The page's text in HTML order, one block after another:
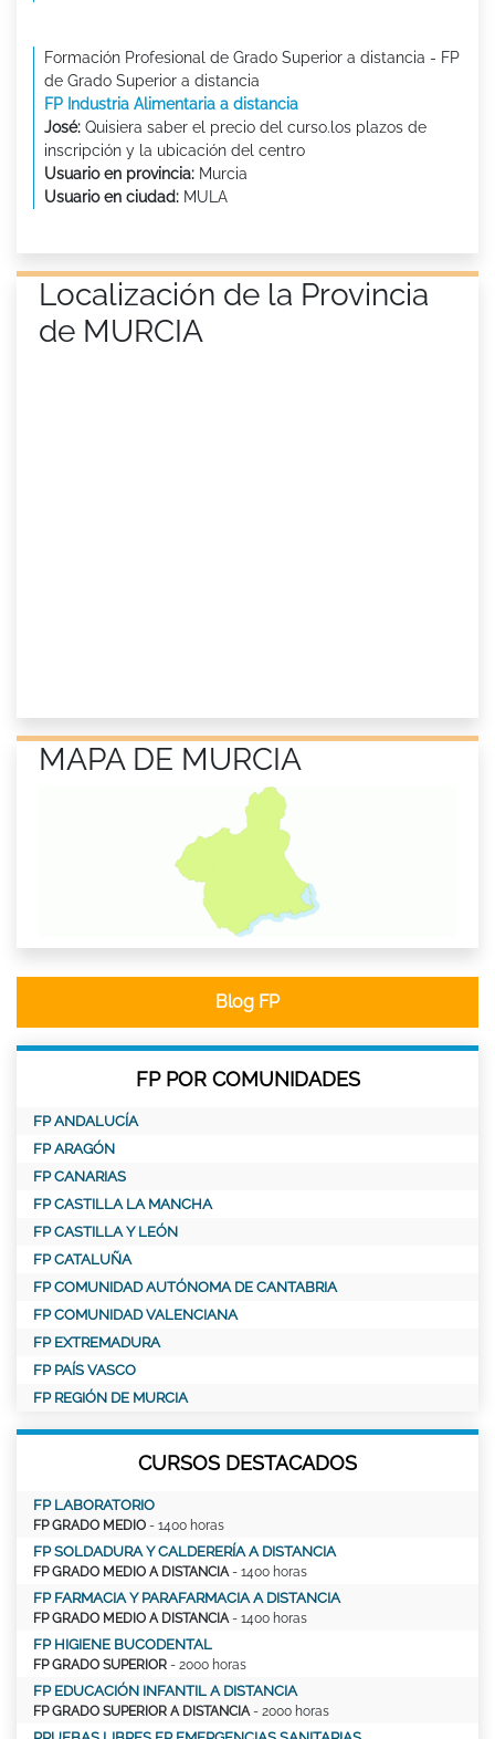
Formación Profesional de Grado Superior a distancia - FP
de Grado Superior a distancia
FP Industria Alimentaria a distancia
José: Quisiera saber el precio del curso.los plazos de
inscripción y la ubicación del centro
Usuario en provincia: Murcia
Usuario en ciudad: MULA
Localización de la Provincia
de MURCIA
MAPA DE MURCIA
Blog FP
FP POR COMUNIDADES
FP ANDALUCÍA
FP ARAGÓN
FP CANARIAS
FP CASTILLA LA MANCHA
FP CASTILLA Y LEÓN
FP CATALUÑA
FP COMUNIDAD AUTÓNOMA DE CANTABRIA
FP COMUNIDAD VALENCIANA
FP EXTREMADURA
FP PAÍS VASCO
FP REGIÓN DE MURCIA
CURSOS DESTACADOS
FP LABORATORIO
FP GRADO MEDIO - 1400 horas
FP SOLDADURA Y CALDERERÍA A DISTANCIA
FP GRADO MEDIO A DISTANCIA - 1400 horas
FP FARMACIA Y PARAFARMACIA A DISTANCIA
FP GRADO MEDIO A DISTANCIA - 1400 horas
FP HIGIENE BUCODENTAL
FP GRADO SUPERIOR - 2000 horas
FP EDUCACIÓN INFANTIL A DISTANCIA
FP GRADO SUPERIOR A DISTANCIA - 2000 horas